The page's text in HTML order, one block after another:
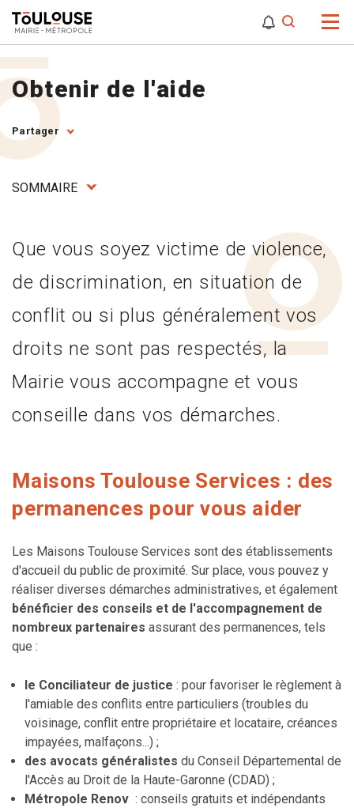
Obtenir de l'aide
Partager
SOMMAIRE
Que vous soyez victime de violence,
de discrimination, en situation de
conflit ou si plus généralement vos
droits ne sont pas respectés, la
Mairie vous accompagne et vous
conseille dans vos démarches.
Maisons Toulouse Services : des
permanences pour vous aider
Les Maisons Toulouse Services sont des établissements
d'accueil du public de proximité. Sur place, vous pouvez y
réaliser diverses démarches administratives, et également
bénéficier des conseils et de l'accompagnement de
nombreux partenaires assurant des permanences, tels
que :
le Conciliateur de justice : pour favoriser le règlement à
l'amiable des conflits entre particuliers (troubles du
voisinage, conflit entre propriétaire et locataire, créances
impayées, malfaçons...) ;
des avocats généralistes du Conseil Départemental de
l'Accès au Droit de la Haute-Garonne (CDAD) ;
Métropole Renov : conseils gratuits et indépendants